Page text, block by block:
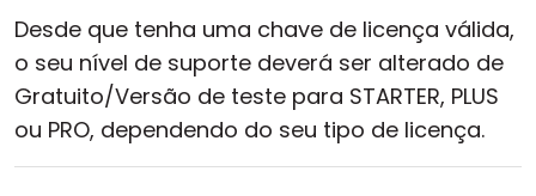
Desde que tenha uma chave de licença válida,
o seu nível de suporte deverá ser alterado de
Gratuito/Versão de teste para STARTER, PLUS
ou PRO, dependendo do seu tipo de licença.